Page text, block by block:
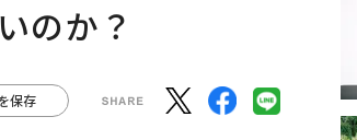
のか？
保存